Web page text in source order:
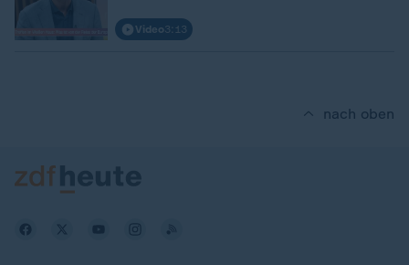
Video3:13
nach oben